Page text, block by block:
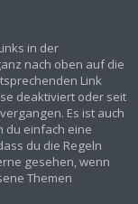
in der
nach oben auf die
Link
deaktiviert oder seit
Es ist auch
du einfach eine
du die Regeln
gesehen, wenn
Themen